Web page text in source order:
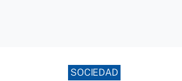
SOCIEDAD